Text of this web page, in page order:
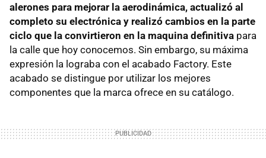
alerones para mejorar la aerodinámica, actualizó al
completo su electrónica y realizó cambios en la parte
ciclo que la convirtieron en la maquina definitiva para
la calle que hoy conocemos. Sin embargo, su máxima
expresión la lograba con el acabado Factory. Este
acabado se distingue por utilizar los mejores
componentes que la marca ofrece en su catálogo.